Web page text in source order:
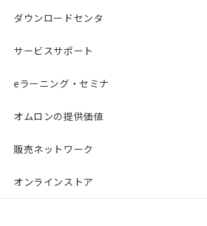
ダウンロードセンタ
サービスサポート
eラーニング・セミナ
オムロンの提供価値
販売ネットワーク
オンラインストア